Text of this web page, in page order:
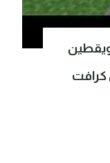
كرافت